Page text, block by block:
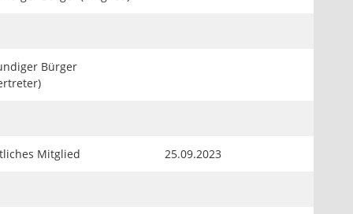
Bürger
Mitglied 25.09.2023